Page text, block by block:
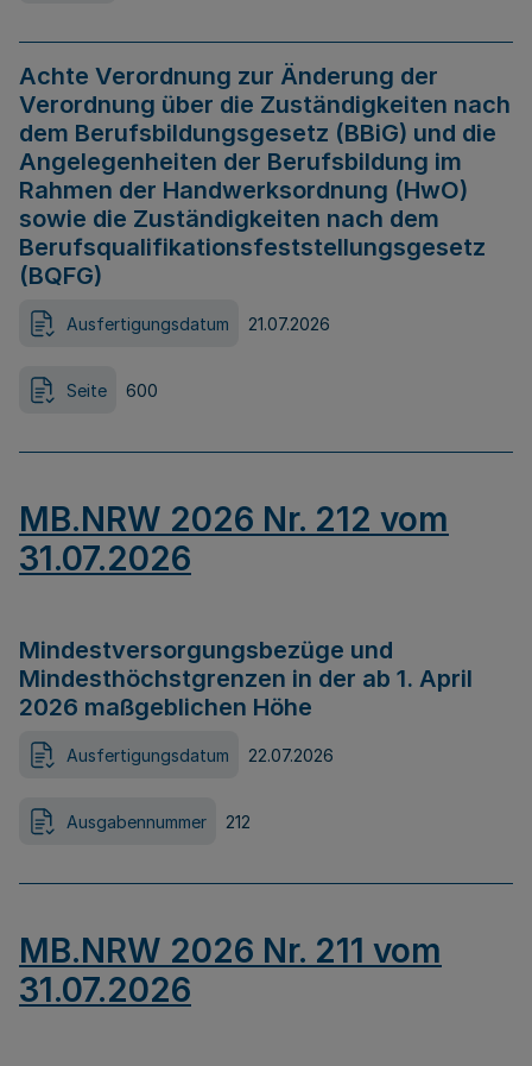
Achte Verordnung zur Änderung der
Verordnung über die Zuständigkeiten nach
dem Berufsbildungsgesetz (BBiG) und die
Angelegenheiten der Berufsbildung im
Rahmen der Handwerksordnung (HwO)
sowie die Zuständigkeiten nach dem
Berufsqualifikationsfeststellungsgesetz
(BQFG)
Ausfertigungsdatum 21.07.2026
Seite 600
MB.NRW 2026 Nr. 212 vom
31.07.2026
Mindestversorgungsbezüge und
Mindesthöchstgrenzen in der ab 1. April
2026 maßgeblichen Höhe
Ausfertigungsdatum 22.07.2026
Ausgabennummer 212
MB.NRW 2026 Nr. 211 vom
31.07.2026